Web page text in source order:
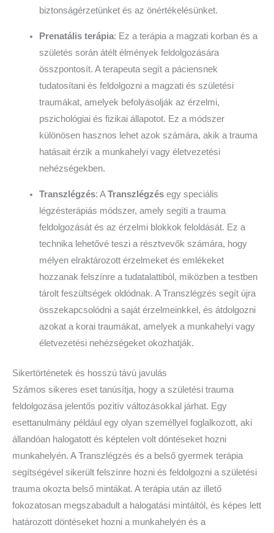
biztonságérzetünket és az önértékelésünket.
Prenatális terápia: Ez a terápia a magzati korban és a
születés során átélt élmények feldolgozására
összpontosít. A terapeuta segít a páciensnek
tudatosítani és feldolgozni a magzati és születési
traumákat, amelyek befolyásolják az érzelmi,
pszichológiai és fizikai állapotot. Ez a módszer
különösen hasznos lehet azok számára, akik a trauma
hatásait érzik a munkahelyi vagy életvezetési
nehézségekben.
Transzlégzés: ATranszlégzésegy speciális
légzésterápiás módszer, amely segíti a trauma
feldolgozását és az érzelmi blokkok feloldását. Ez a
technika lehetővé teszi a résztvevők számára, hogy
mélyen elraktározott érzelmeket és emlékeket
hozzanak felszínre a tudatalattiból, miközben a testben
tárolt feszültségek oldódnak. A Transzlégzés segít újra
összekapcsolódni a saját érzelmeinkkel, és átdolgozni
azokat a korai traumákat, amelyek a munkahelyi vagy
életvezetési nehézségeket okozhatják.
Sikertörténetek és hosszú távú javulás
Számos sikeres eset tanúsítja, hogy a születési trauma
feldolgozása jelentős pozitív változásokkal járhat. Egy
esettanulmány például egy olyan személlyel foglalkozott, aki
állandóan halogatott és képtelen volt döntéseket hozni
munkahelyén. A Transzlégzés és a belső gyermek terápia
segítségével sikerült felszínre hozni és feldolgozni a születési
trauma okozta belső mintákat. A terápia után az illető
fokozatosan megszabadult a halogatási mintáitól, és képes lett
határozott döntéseket hozni a munkahelyén és a